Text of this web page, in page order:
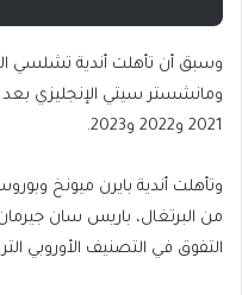
وسبق أن تأهلت أندية تشلسي
ومانشستر سيتي الإنجليزي بعد
2021 و2022 و2023.
وتأهلت أندية بايرن ميونخ
من البرتغال، باريس سان
التفوق في التصنيف الأوروبي